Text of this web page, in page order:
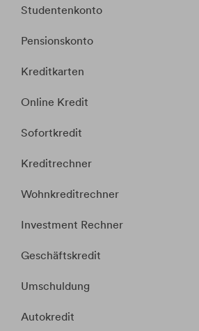
Studentenkonto
Pensionskonto
Kreditkarten
Online Kredit
Sofortkredit
Kreditrechner
Wohnkreditrechner
Investment Rechner
Geschäftskredit
Umschuldung
Autokredit